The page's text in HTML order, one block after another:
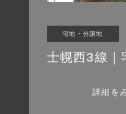
宅地・分譲地
士幌西3線
詳細を